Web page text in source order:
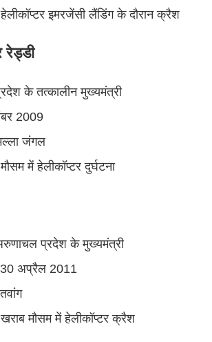
इमरजेंसी लैंडिंग के दौरान क्रैश
रेड्डी
के तत्कालीन मुख्यमंत्री
2009
जंगल
में हेलीकॉप्टर दुर्घटना
प्रदेश के मुख्यमंत्री
अप्रैल 2011
मौसम में हेलीकॉप्टर क्रैश